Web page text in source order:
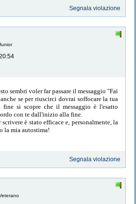
Segnala violazione
sembri voler far passare il messaggio "Fai
se per riuscirci dovrai soffocare la tua
fine si scopre che il messaggio è l'esatto
con te dall'inizio alla fine.
è stato efficace e, personalmente, la
la mia autostima!
Segnala violazione